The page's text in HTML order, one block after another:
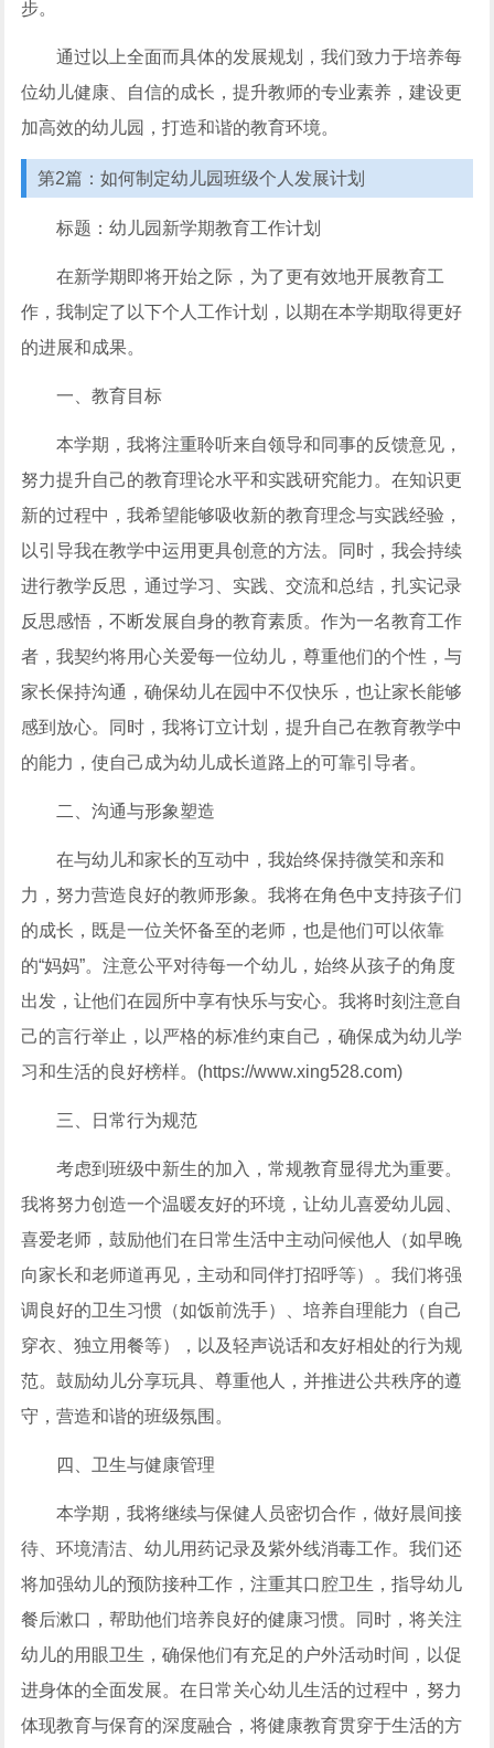
步。
通过以上全面而具体的发展规划，我们致力于培养每
位幼儿健康、自信的成长，提升教师的专业素养，建设更
加高效的幼儿园，打造和谐的教育环境。
第2篇：如何制定幼儿园班级个人发展计划
标题：幼儿园新学期教育工作计划
在新学期即将开始之际，为了更有效地开展教育工
作，我制定了以下个人工作计划，以期在本学期取得更好
的进展和成果。
一、教育目标
本学期，我将注重聆听来自领导和同事的反馈意见，
努力提升自己的教育理论水平和实践研究能力。在知识更
新的过程中，我希望能够吸收新的教育理念与实践经验，
以引导我在教学中运用更具创意的方法。同时，我会持续
进行教学反思，通过学习、实践、交流和总结，扎实记录
反思感悟，不断发展自身的教育素质。作为一名教育工作
者，我契约将用心关爱每一位幼儿，尊重他们的个性，与
家长保持沟通，确保幼儿在园中不仅快乐，也让家长能够
感到放心。同时，我将订立计划，提升自己在教育教学中
的能力，使自己成为幼儿成长道路上的可靠引导者。
二、沟通与形象塑造
在与幼儿和家长的互动中，我始终保持微笑和亲和
力，努力营造良好的教师形象。我将在角色中支持孩子们
的成长，既是一位关怀备至的老师，也是他们可以依靠
的“妈妈”。注意公平对待每一个幼儿，始终从孩子的角度
出发，让他们在园所中享有快乐与安心。我将时刻注意自
己的言行举止，以严格的标准约束自己，确保成为幼儿学
习和生活的良好榜样。(https://www.xing528.com)
三、日常行为规范
考虑到班级中新生的加入，常规教育显得尤为重要。
我将努力创造一个温暖友好的环境，让幼儿喜爱幼儿园、
喜爱老师，鼓励他们在日常生活中主动问候他人（如早晚
向家长和老师道再见，主动和同伴打招呼等）。我们将强
调良好的卫生习惯（如饭前洗手）、培养自理能力（自己
穿衣、独立用餐等），以及轻声说话和友好相处的行为规
范。鼓励幼儿分享玩具、尊重他人，并推进公共秩序的遵
守，营造和谐的班级氛围。
四、卫生与健康管理
本学期，我将继续与保健人员密切合作，做好晨间接
待、环境清洁、幼儿用药记录及紫外线消毒工作。我们还
将加强幼儿的预防接种工作，注重其口腔卫生，指导幼儿
餐后漱口，帮助他们培养良好的健康习惯。同时，将关注
幼儿的用眼卫生，确保他们有充足的户外活动时间，以促
进身体的全面发展。在日常关心幼儿生活的过程中，努力
体现教育与保育的深度融合，将健康教育贯穿于生活的方